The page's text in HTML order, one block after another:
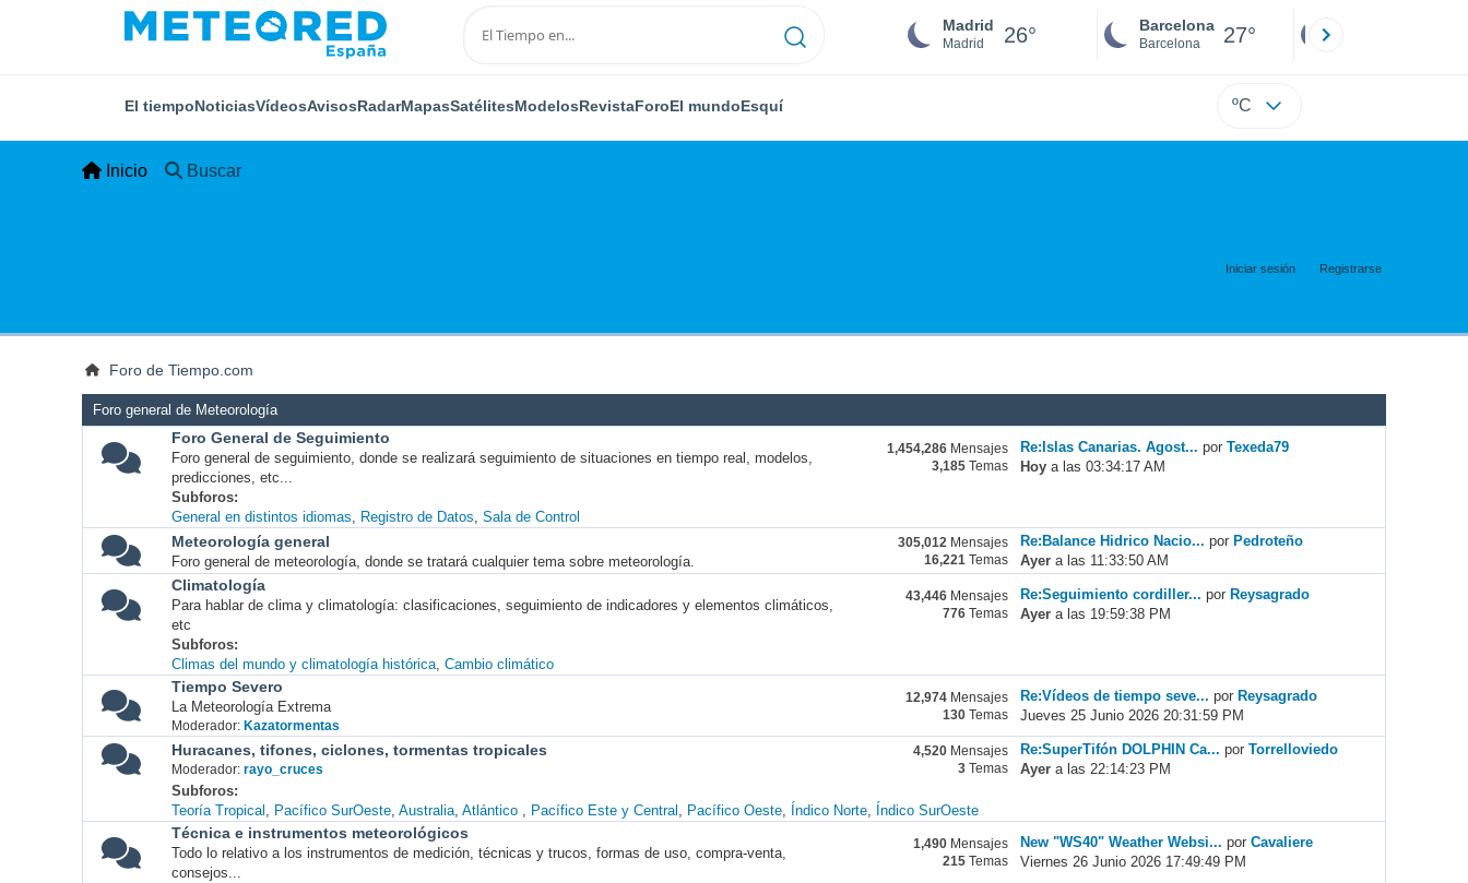
Madrid
Madrid 26° Barcelona
Barcelona 27°
El tiempoNoticiasVídeosAvisosRadarMapasSatélitesModelosRevistaForoEl mundoEsquí ºC
Inicio Buscar
Iniciar sesión Registrarse
Foro de Tiempo.com
Foro general de Meteorología
Foro General de Seguimiento
Foro general de seguimiento, donde se realizará seguimiento de situaciones en tiempo real, modelos,
predicciones, etc...
1,454,286 Mensajes
3,185 Temas
Re:Islas Canarias. Agost... porTexeda79
Hoy a las 03:34:17 AM
Subforos
General en distintos idiomas
Registro de Datos Sala de Control
Meteorología general
Foro general de meteorología, donde se tratará cualquier tema sobre meteorología.
305,012 Mensajes
16,221 Temas
Re:Balance Hidrico Nacio... porPedroteño
Ayer a las 11:33:50 AM
Climatología
Para hablar de clima y climatología: clasificaciones, seguimiento de indicadores y elementos climáticos,
etc
43,446 Mensajes
776 Temas
Re:Seguimiento cordiller... por Reysagrado
Ayer a las 19:59:38 PM
Subforos
Climas del mundo y climatología histórica Cambio climático
Tiempo Severo
La Meteorología Extrema
Moderador: Kazatormentas
12,974 Mensajes
130 Temas
Re:Vídeos de tiempo seve... porReysagrado
Jueves 25 Junio 2026 20:31:59 PM
Huracanes, tifones, ciclones, tormentas tropicales
Moderador: rayo_cruces
4,520 Mensajes
3 Temas
Re:SuperTifón DOLPHIN Ca... porTorrelloviedo
Ayer a las 22:14:23 PM
Subforos
Teoría Tropical
Pacífico SurOeste Australia Atlántico Pacífico Este y Central Pacífico Oeste Índico Norte Índico SurOeste
Técnica e instrumentos meteorológicos
Todo lo relativo a los instrumentos de medición, técnicas y trucos, formas de uso, compra-venta,
consejos...
1,490 Mensajes
215 Temas
New "WS40" Weather Websi... porCavaliere
Viernes 26 Junio 2026 17:49:49 PM